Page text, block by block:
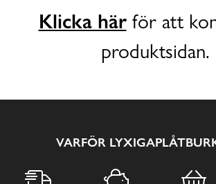
Klicka härför att
produktsidan.
VARFÖR